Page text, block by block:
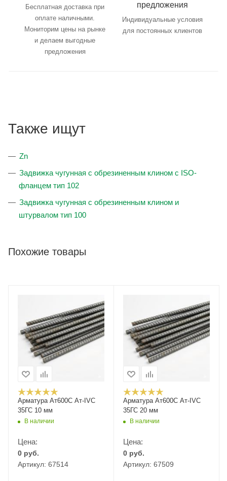
Бесплатная доставка при
оплате наличными.
Мониторим цены на рынке
и делаем выгодные
предложения
предложения
Индивидуальные условия
для постоянных клиентов
Также ищут
Zn
Задвижка чугунная с обрезиненным клином с ISO-
фланцем тип 102
Задвижка чугунная с обрезиненным клином и
штурвалом тип 100
Похожие товары
Арматура Ат600С Ат-IVС
35ГС 10 мм
В наличии
Цена:
0 руб.
Артикул: 67514
Арматура Ат600С Ат-IVС
35ГС 20 мм
В наличии
Цена:
0 руб.
Артикул: 67509